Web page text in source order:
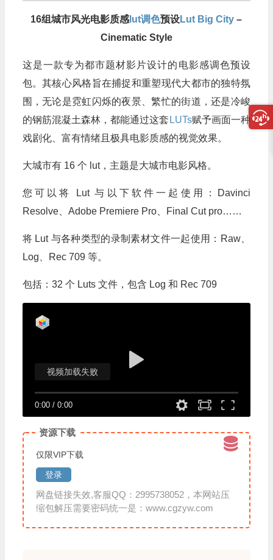
16组城市风光电影质感 lut调色预设Lut Big City –
Cinematic Style
这是一款专为都市题材影片设计的电影感调色预设
包。其核心风格旨在捕捉和重塑现代大都市的独特氛
围，无论是霓虹闪烁的夜景、繁忙的街道，还是冷峻
的钢筋混凝土森林，都能通过这套 LUTs赋予画面一种
戏剧化、富有情绪且极具电影质感的视觉效果。
大城市有 16 个 lut，主题是大城市电影风格。
您可以将 Lut 与以下软件一起使用：Davinci
Resolve、Adobe Premiere Pro、Final Cut pro……
将 Lut 与各种类型的录制素材文件一起使用：Raw、
Log、Rec 709 等。
包括：32 个 Luts 文件，包含 Log 和 Rec 709
0:00/ 0:00
视频加载失败
资源下载
仅限VIP下载
登录
网盘链接失效,客服QQ：2995738052，本网站压
缩包解压需要密码统一是：www.cgzyw.com